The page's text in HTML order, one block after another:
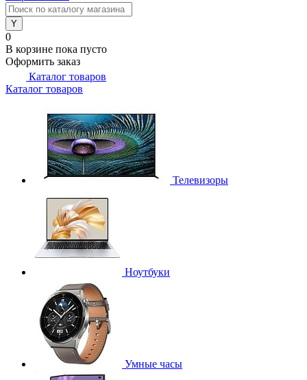
0
В корзине пока пусто
Оформить заказ
Каталог товаров
Каталог товаров
Телевизоры
Ноутбуки
Умные часы